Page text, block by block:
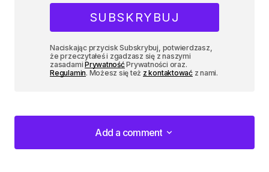
Naciskając przycisk Subskrybuj, potwierdzasz,
że przeczytałeś i zgadzasz się z naszymi
zasadamiPrywatnośćPrywatności oraz.
Regulamin. Możesz się też z kontaktowaćz nami.
Add a comment
Add a comment